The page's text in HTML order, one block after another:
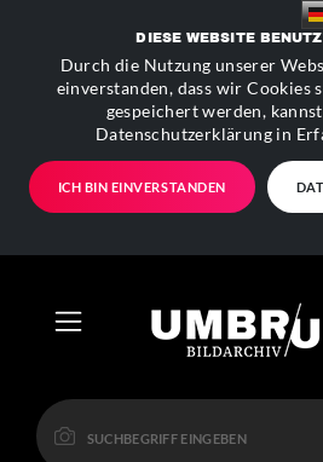
DIESE WEBSITE
Durch die Nutzung unserer
einverstanden, dass wir Cookies
gespeichert werden,
Datenschutzerklärung in
ICH BIN EINVERSTANDEN